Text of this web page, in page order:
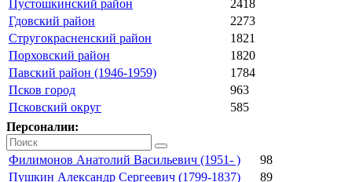
Пустошкинский район
2418
Гдовский район
2273
Стругокрасненский район
1821
Порховский район
1820
Павский район (1946-1959)
1784
Псков город
963
Псковский округ
585
Персоналии:
Филимонов Анатолий Васильевич (1951- )
98
Пушкин Александр Сергеевич (1799-1837)
89